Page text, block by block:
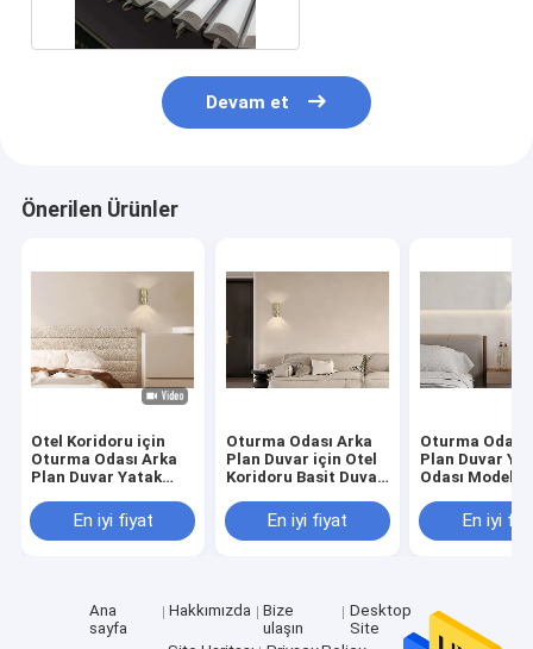
Devam et
Önerilen Ürünler
Otel Koridoru için
Oturma Odası Arka
Plan Duvar Yatak
LambasıEn iyi fiyat
Oturma Odası Arka
Plan Duvar için Otel
Koridoru Basit Duvar
En iyi fiyat
Oturma Odası
Plan Duvar
Odası Model
Lambası,
En iyi
Ana
sayfa
Hakkımızda
Bize
ulaşın
Desktop
Site